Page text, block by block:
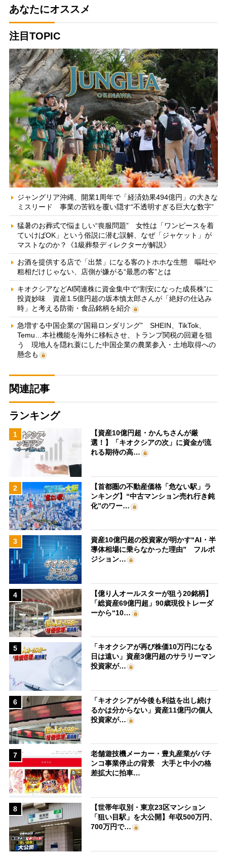
あなたにオススメ
注目TOPIC
ジャングリア沖縄、開業1周年で「経済効果494億円」の大きな
ミスリード 事業の苦戦を覆い隠す“不透明すぎる巨大な数字”
猛暑のお葬式で悩ましい“喪服問題” 女性は「ワンピースを着
ていけばOK」という俗説に潜む誤解、なぜ「ジャケット」が
マストなのか？《1級葬祭ディレクターが解説》
お酒を提供する店で「出禁」になる客のトホホな生態 嘔吐や
粗相だけじゃない、店側が嫌がる“最悪の客”とは
キオクシアなどAI関連株に資金集中で“割安になった成長株”に
投資妙味 資産1.5億円超の坂本慎太郎さんが「絶好の仕込み
時」と考える防衛・食品銘柄を紹介
急増する中国企業の“国籍ロンダリング” SHEIN、TikTok、
Temu…本社機能を海外に移転させ、トランプ関税の回避を狙
う 現地人を隠れ蓑にした中国企業の農業参入・土地取得への
懸念も
関連記事
ランキング
1
【資産10億円超・かんちさんが厳
選！】「キオクシアの次」に資金が流
れる期待の高…
2
【首都圏の不動産価格「危ない駅」ラ
ンキング】“中古マンション売れ行き鈍
化”のワー…
3
資産10億円超の投資家が明かす“AI・半
導体相場に乗らなかった理由” フルポ
ジション…
4
【億り人オールスターが狙う20銘柄】
「総資産69億円超」90歳現役トレーダ
ーから“10…
5
「キオクシアが再び株価10万円になる
日は遠い」資産3億円超のサラリーマン
投資家が…
6
「キオクシアが今後も利益を出し続け
るかは分からない」資産11億円の個人
投資家が…
7
老舗遊技機メーカー・豊丸産業がパチ
ンコ事業停止の背景 大手と中小の格
差拡大に拍車…
8
【世帯年収別・東京23区マンション
「狙い目駅」を大公開】年収500万円、
700万円で…